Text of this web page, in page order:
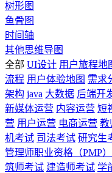
树形图
鱼骨图
时间轴
其他思维导图
全部 UI设计 用户旅程地
流程 用户体验地图 需求
架构 java 大数据 后端开
新媒体运营 内容运营 短
营 用户运营 电商运营 教
机考试 司法考试 研究生
管理师职业资格（PMP）
筑师考试 建造师考试 学